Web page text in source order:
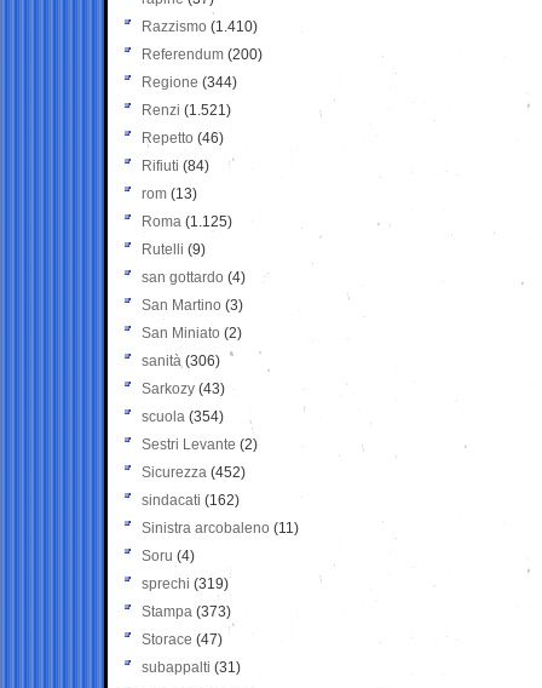
Razzismo (1.410)
Referendum (200)
Regione (344)
Renzi (1.521)
Repetto (46)
Rifiuti (84)
rom (13)
Roma (1.125)
Rutelli (9)
san gottardo (4)
San Martino (3)
San Miniato (2)
sanità (306)
Sarkozy (43)
scuola (354)
Sestri Levante (2)
Sicurezza (452)
sindacati (162)
Sinistra arcobaleno (11)
Soru (4)
sprechi (319)
Stampa (373)
Storace (47)
subappalti (31)